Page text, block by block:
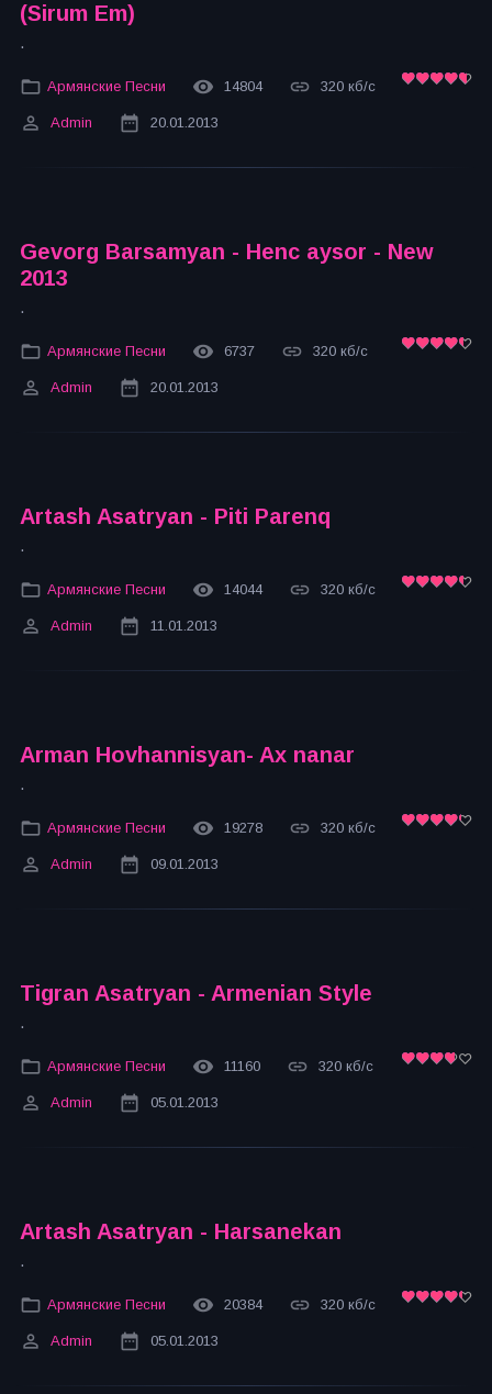
(Sirum Em)
.
Армянские Песни 14804 320 кб/с
Admin 20.01.2013
Gevorg Barsamyan - Henc aysor - New
2013
.
Армянские Песни 6737 320 кб/с
Admin 20.01.2013
Artash Asatryan - Piti Parenq
.
Армянские Песни 14044 320 кб/с
Admin 11.01.2013
Arman Hovhannisyan- Ax nanar
.
Армянские Песни 19278 320 кб/с
Admin 09.01.2013
Tigran Asatryan - Armenian Style
.
Армянские Песни 11160 320 кб/с
Admin 05.01.2013
Artash Asatryan - Harsanekan
.
Армянские Песни 20384 320 кб/с
Admin 05.01.2013